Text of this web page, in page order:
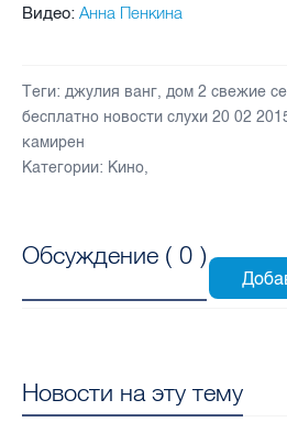
Видео: Анна Пенкина
Теги: джулия ванг, дом 2 свежие
бесплатно новости слухи 20 02
камирен
Категории: Кино,
Обсуждение ( 0 )
Новости на эту тему